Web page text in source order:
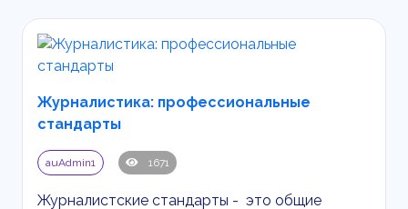
Журналистика: профессиональные
стандарты
auAdmin1 1671
Журналистские стандарты - это общие